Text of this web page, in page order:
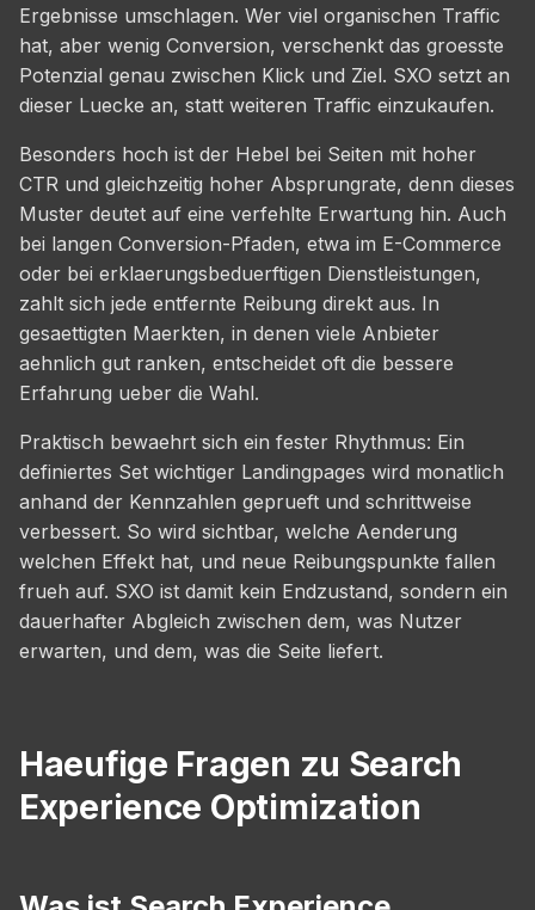
Ergebnisse umschlagen. Wer viel organischen Traffic
hat, aber wenig Conversion, verschenkt das groesste
Potenzial genau zwischen Klick und Ziel. SXO setzt an
dieser Luecke an, statt weiteren Traffic einzukaufen.
Besonders hoch ist der Hebel bei Seiten mit hoher
CTR und gleichzeitig hoher Absprungrate, denn dieses
Muster deutet auf eine verfehlte Erwartung hin. Auch
bei langen Conversion-Pfaden, etwa im E-Commerce
oder bei erklaerungsbeduerftigen Dienstleistungen,
zahlt sich jede entfernte Reibung direkt aus. In
gesaettigten Maerkten, in denen viele Anbieter
aehnlich gut ranken, entscheidet oft die bessere
Erfahrung ueber die Wahl.
Praktisch bewaehrt sich ein fester Rhythmus: Ein
definiertes Set wichtiger Landingpages wird monatlich
anhand der Kennzahlen geprueft und schrittweise
verbessert. So wird sichtbar, welche Aenderung
welchen Effekt hat, und neue Reibungspunkte fallen
frueh auf. SXO ist damit kein Endzustand, sondern ein
dauerhafter Abgleich zwischen dem, was Nutzer
erwarten, und dem, was die Seite liefert.
Haeufige Fragen zu Search
Experience Optimization